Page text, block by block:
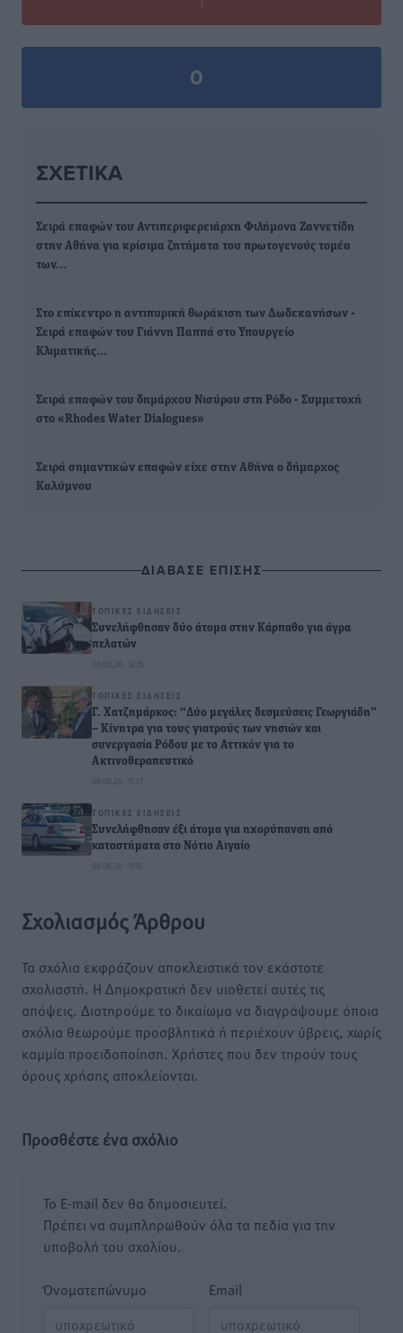
0
ΣΧΕΤΙΚΆ
Σειρά επαφών του Αντιπεριφερειάρχη Φιλήμονα Ζαννετίδη
στην Αθήνα για κρίσιμα ζητήματα του πρωτογενούς τομέα
των…
Στο επίκεντρο η αντιπυρική θωράκιση των Δωδεκανήσων -
Σειρά επαφών του Γιάννη Παππά στο Υπουργείο
Κλιματικής…
Σειρά επαφών του δημάρχου Νισύρου στη Ρόδο - Συμμετοχή
στο «Rhodes Water Dialogues»
Σειρά σημαντικών επαφών είχε στην Αθήνα ο δήμαρχος
Καλύμνου
ΔΙΑΒΑΣΕ ΕΠΙΣΗΣ
ΤΟΠΙΚΈΣ ΕΙΔΉΣΕΙΣ
Συνελήφθησαν δύο άτομα στην Κάρπαθο για άγρα
πελατών
08.08.26 · 12:15
ΤΟΠΙΚΈΣ ΕΙΔΉΣΕΙΣ
Γ. Χατζημάρκος: “Δύο μεγάλες δεσμεύσεις Γεωργιάδη”
– Κίνητρα για τους γιατρούς των νησιών και
συνεργασία Ρόδου με το Αττικόν για το
Ακτινοθεραπευτικό
08.08.26 · 11:27
ΤΟΠΙΚΈΣ ΕΙΔΉΣΕΙΣ
Συνελήφθησαν έξι άτομα για ηχορύπανση από
καταστήματα στο Νότιο Αιγαίο
08.08.26 · 11:15
Σχολιασμός Άρθρου
Τα σχόλια εκφράζουν αποκλειστικά τον εκάστοτε
σχολιαστή. Η Δημοκρατική δεν υιοθετεί αυτές τις
απόψεις. Διατηρούμε το δικαίωμα να διαγράψουμε όποια
σχόλια θεωρούμε προσβλητικά ή περιέχουν ύβρεις, χωρίς
καμμία προειδοποίηση. Χρήστες που δεν τηρούν τους
όρους χρήσης αποκλείονται.
Προσθέστε ένα σχόλιο
Το E-mail δεν θα δημοσιευτεί.
Πρέπει να συμπληρωθούν όλα τα πεδία για την
υποβολή του σχολίου.
Όνοματεπώνυμο Email